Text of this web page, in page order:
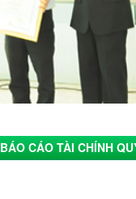
BÁO CÁO TÀI CHÍNH